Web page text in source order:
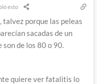
esto
talvez porque las peleas
sacadas de un
de los 80 o 90.
quiere ver fatalitis lo